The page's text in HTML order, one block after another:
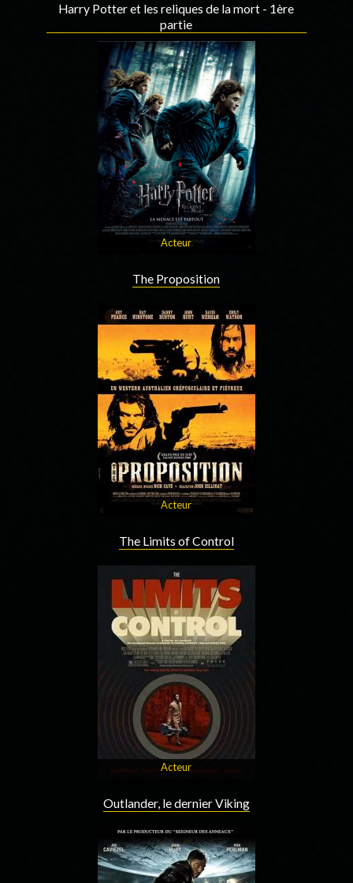
Harry Potter et les reliques de la mort - 1ère
partie
Acteur
The Proposition
Acteur
The Limits of Control
Acteur
Outlander, le dernier Viking